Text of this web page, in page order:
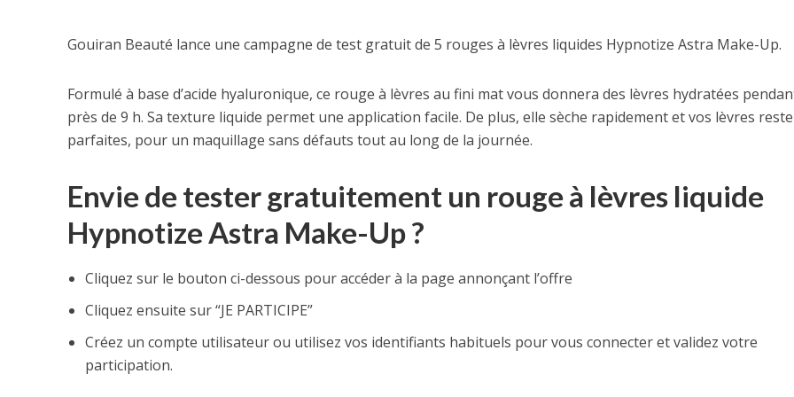
Gouiran Beauté lance une campagne de test gratuit de 5 rouges à lèvres liquides Hypnotize Astra Make-Up.
Formulé à base d’acide hyaluronique, ce rouge à lèvres au fini mat vous donnera des lèvres hydratées
près de 9 h. Sa texture liquide permet une application facile. De plus, elle sèche rapidement et vos lèvres
parfaites, pour un maquillage sans défauts tout au long de la journée.
Envie de tester gratuitement un rouge à lèvres liquide
Hypnotize Astra Make-Up ?
Cliquez sur le bouton ci-dessous pour accéder à la page annonçant l’offre
Cliquez ensuite sur “JE PARTICIPE”
Créez un compte utilisateur ou utilisez vos identifiants habituels pour vous connecter et validez votre
participation.